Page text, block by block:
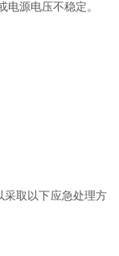
源电压不稳定。
采取以下应急处理方